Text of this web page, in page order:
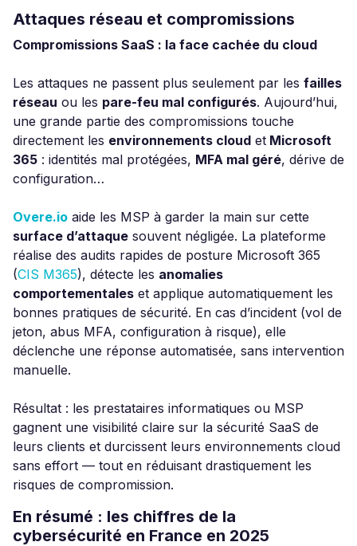
Attaques réseau et compromissions
Compromissions SaaS : la face cachée du cloud
Les attaques ne passent plus seulement par les failles
réseau ou les pare-feu mal configurés. Aujourd’hui,
une grande partie des compromissions touche
directement les environnements cloud et Microsoft
365 : identités mal protégées, MFA mal géré, dérive de
configuration…
Overe.io aide les MSP à garder la main sur cette
surface d’attaque souvent négligée. La plateforme
réalise des audits rapides de posture Microsoft 365
(CIS M365), détecte les anomalies
comportementales et applique automatiquement les
bonnes pratiques de sécurité. En cas d’incident (vol de
jeton, abus MFA, configuration à risque), elle
déclenche une réponse automatisée, sans intervention
manuelle.
Résultat : les prestataires informatiques ou MSP
gagnent une visibilité claire sur la sécurité SaaS de
leurs clients et durcissent leurs environnements cloud
sans effort — tout en réduisant drastiquement les
risques de compromission.
En résumé : les chiffres de la
cybersécurité en France en 2025